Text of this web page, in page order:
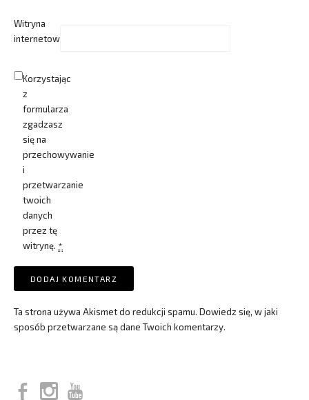
Witryna
internetowa
Korzystając
z
formularza
zgadzasz
się na
przechowywanie
i
przetwarzanie
twoich
danych
przez tę
witrynę. *
Ta strona używa Akismet do redukcji spamu. Dowiedz się, w jaki
sposób przetwarzane są dane Twoich komentarzy.